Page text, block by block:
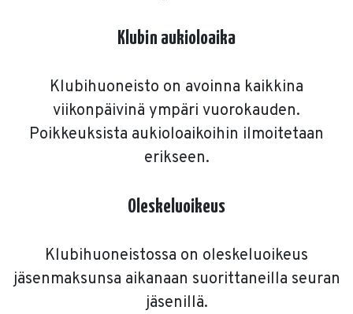
Klubin aukioloaika
Klubihuoneisto on avoinna kaikkina
viikonpäivinä ympäri vuorokauden.
Poikkeuksista aukioloaikoihin ilmoitetaan
erikseen.
Oleskeluoikeus
Klubihuoneistossa on oleskeluoikeus
jäsenmaksunsa aikanaan suorittaneilla seuran
jäsenillä.